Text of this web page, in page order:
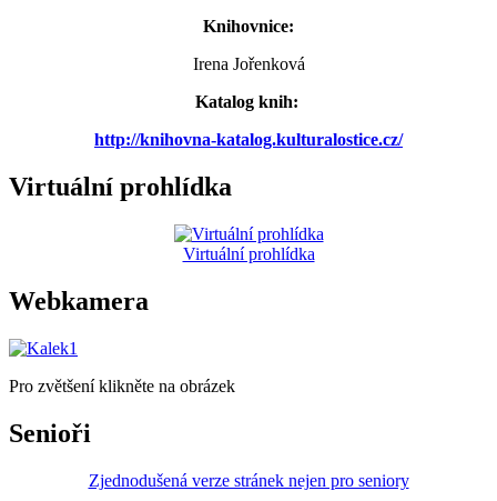
Knihovnice:
Irena Jořenková
Katalog knih:
http://knihovna-katalog.kulturalostice.cz/
Virtuální prohlídka
Virtuální prohlídka
Webkamera
Pro zvětšení klikněte na obrázek
Senioři
Zjednodušená verze stránek nejen pro seniory